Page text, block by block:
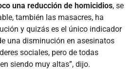
una reducción de homicidios, se
también las masacres, ha
y quizás es el único indicador
una disminución en asesinatos
sociales, pero de todas
siendo muy altas”, dijo.